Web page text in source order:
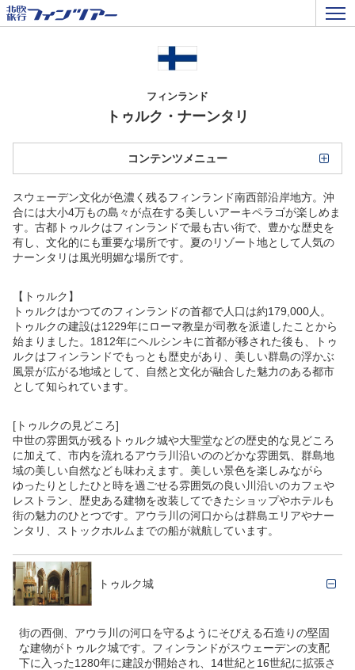
フィンランド
トゥルク・ナーンタリ
コンテンツメニュー
スウェーデン文化が色濃く残るフィンランド南西部沿岸地方。沖
合には大小4万もの島々が点在する美しいアーキペラゴが楽しめま
す。古都トゥルクはフィンランドで最も古い街で、豊かな歴史を
有し、文化的にも重要な場所です。夏のリゾート地として人気の
ナーンタリは風光明媚な場所です。
【トゥルク】
トゥルクはかつてのフィンランドの首都で人口は約179,000人。
トゥルクの建設は1229年にローマ教皇が司教を派遣したことから
始まりました。1812年にヘルシンキに首都が移された後も、トゥ
ルクはフィンランドでもっとも歴史があり、美しい群島の浮かぶ
風景が広がる地域として、自然と文化が融合した魅力のある都市
として知られています。
[トゥルクの見どころ]
中世の雰囲気が残るトゥルク城や大聖堂などの歴史的な見どころ
に加えて、市内を流れるアウラ川沿いののどかな雰囲気、群島地
域の美しい自然なども味わえます。美しい景色を楽しみながら
ゆったりとしたひと時を過ごせる雰囲気の良い川沿いのカフェや
レストラン、歴史ある建物を改装してできたショップやホテルも
街の魅力のひとつです。アウラ川の河口からは群島エリアやナー
ンタリ、ストックホルムまでの船が就航しています。
トゥルク城
街の西側、アウラ川の河口を守るようにそびえる石造りの堅固
な建物がトゥルク城です。フィンランドがスウェーデンの支配
下に入った1280年に建設が開始され、14世紀と16世紀に拡張さ